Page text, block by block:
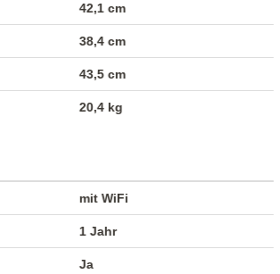
42,1 cm
38,4 cm
43,5 cm
20,4 kg
mit WiFi
1 Jahr
Ja